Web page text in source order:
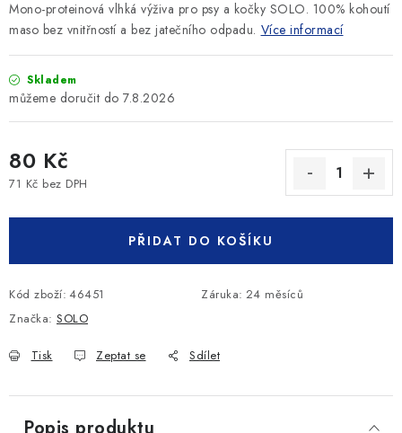
Mono-proteinová vlhká výživa pro psy a kočky SOLO. 100% kohoutí
maso bez vnitřností a bez jatečního odpadu. Více informací
Skladem
7.8.2026
80 Kč
71 Kč bez DPH
PŘIDAT DO KOŠÍKU
Kód zboží: 46451 Záruka: 24 měsíců
Značka: SOLO
Tisk Zeptat se Sdílet